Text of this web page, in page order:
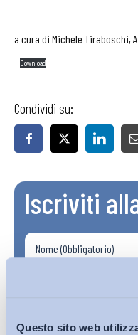
Questo sito web
a cura di Michele Tiraboschi,
Download
Condividi su:
Iscriviti